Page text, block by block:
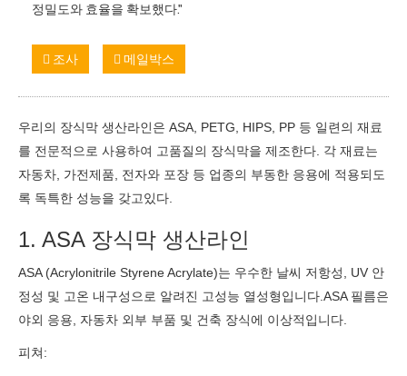
정밀도와 효율을 확보했다."
조사 메일박스
우리의 장식막 생산라인은 ASA, PETG, HIPS, PP 등 일련의 재료
를 전문적으로 사용하여 고품질의 장식막을 제조한다. 각 재료는
자동차, 가전제품, 전자와 포장 등 업종의 부동한 응용에 적용되도
록 독특한 성능을 갖고있다.
1. ASA 장식막 생산라인
ASA (Acrylonitrile Styrene Acrylate)는 우수한 날씨 저항성, UV 안
정성 및 고온 내구성으로 알려진 고성능 열성형입니다.ASA 필름은
야외 응용, 자동차 외부 부품 및 건축 장식에 이상적입니다.
피쳐: